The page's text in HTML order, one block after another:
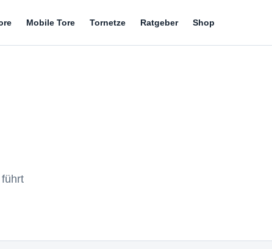
Mobile Tore Tornetze Ratgeber Shop